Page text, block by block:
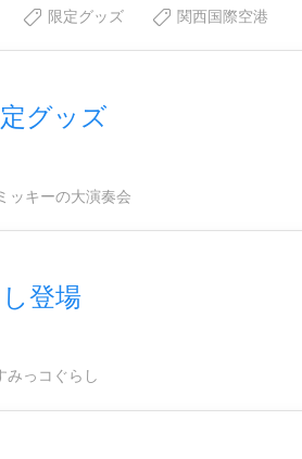
限定グッズ 関西国際空港
グッズ
ッキーの大演奏会
登場
みっコぐらし